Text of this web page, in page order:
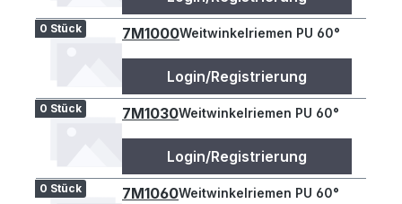
0 Stück 7M1000Weitwinkelriemen PU 60°
Login/Registrierung
0 Stück 7M1030Weitwinkelriemen PU 60°
Login/Registrierung
0 Stück 7M1060Weitwinkelriemen PU 60°